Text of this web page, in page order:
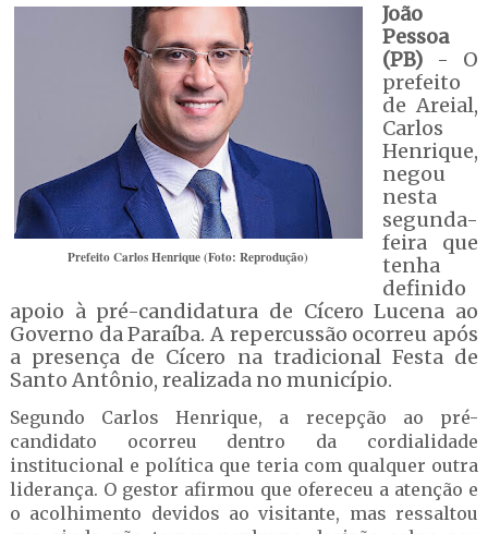
Prefeito Carlos Henrique (Foto: Reprodução)
João
Pessoa
(PB)- O
prefeito
de Areial,
Carlos
Henrique,
negou
nesta
segunda-
feira que
tenha
definido
apoio à pré-candidatura de Cícero Lucena ao
Governo da Paraíba. A repercussão ocorreu após
a presença de Cícero na tradicional Festa de
Santo Antônio, realizada no município.
Segundo Carlos Henrique, a recepção ao pré-
candidato ocorreu dentro da cordialidade
institucional e política que teria com qualquer outra
liderança. O gestor afirmou que ofereceu a atenção e
o acolhimento devidos ao visitante, mas ressaltou